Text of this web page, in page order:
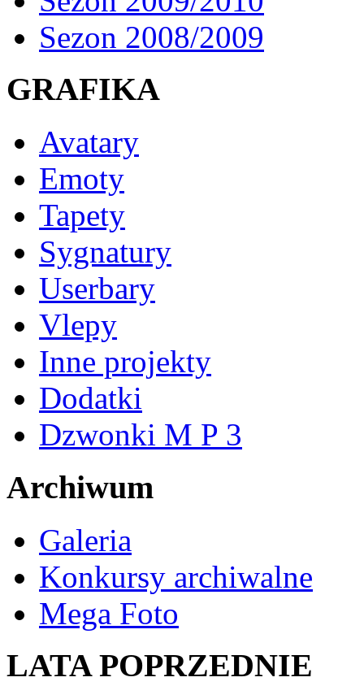
Sezon 2008/2009
GRAFIKA
Avatary
Emoty
Tapety
Sygnatury
Userbary
Vlepy
Inne projekty
Dodatki
Dzwonki M P 3
Archiwum
Galeria
Konkursy archiwalne
Mega Foto
LATA POPRZEDNIE